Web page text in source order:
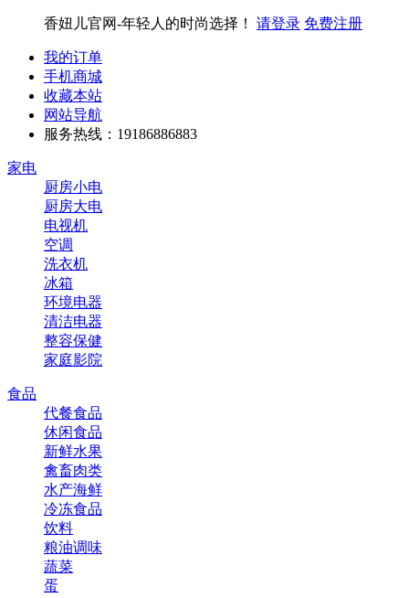
香妞儿官网-年轻人的时尚选择！ 请登录 免费注册
我的订单
手机商城
收藏本站
网站导航
服务热线：19186886883
家电
厨房小电
厨房大电
电视机
空调
洗衣机
冰箱
环境电器
清洁电器
整容保健
家庭影院
食品
代餐食品
休闲食品
新鲜水果
禽畜肉类
水产海鲜
冷冻食品
饮料
粮油调味
蔬菜
蛋